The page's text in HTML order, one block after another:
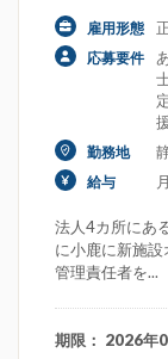
雇用形態
応募要件
勤務地
給与
法人4カ所にあ
に小鹿に新施
管理責任者を...
期限： 2026年